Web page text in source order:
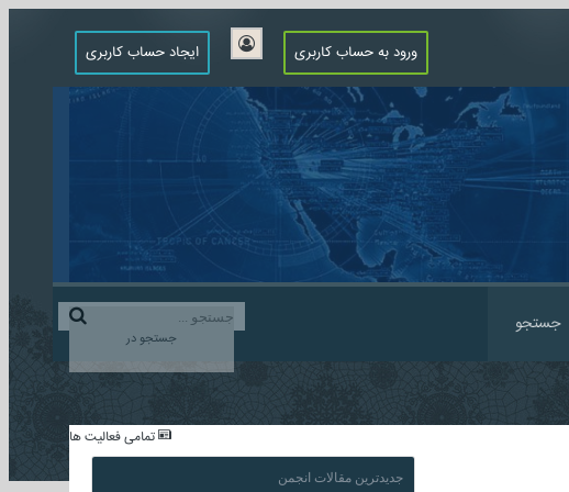
ورود به حساب کاربری ایجاد حساب کاربری
جستجو در
جستجو
تمامی فعالیت ها
جدیدترین مقالات انجمن